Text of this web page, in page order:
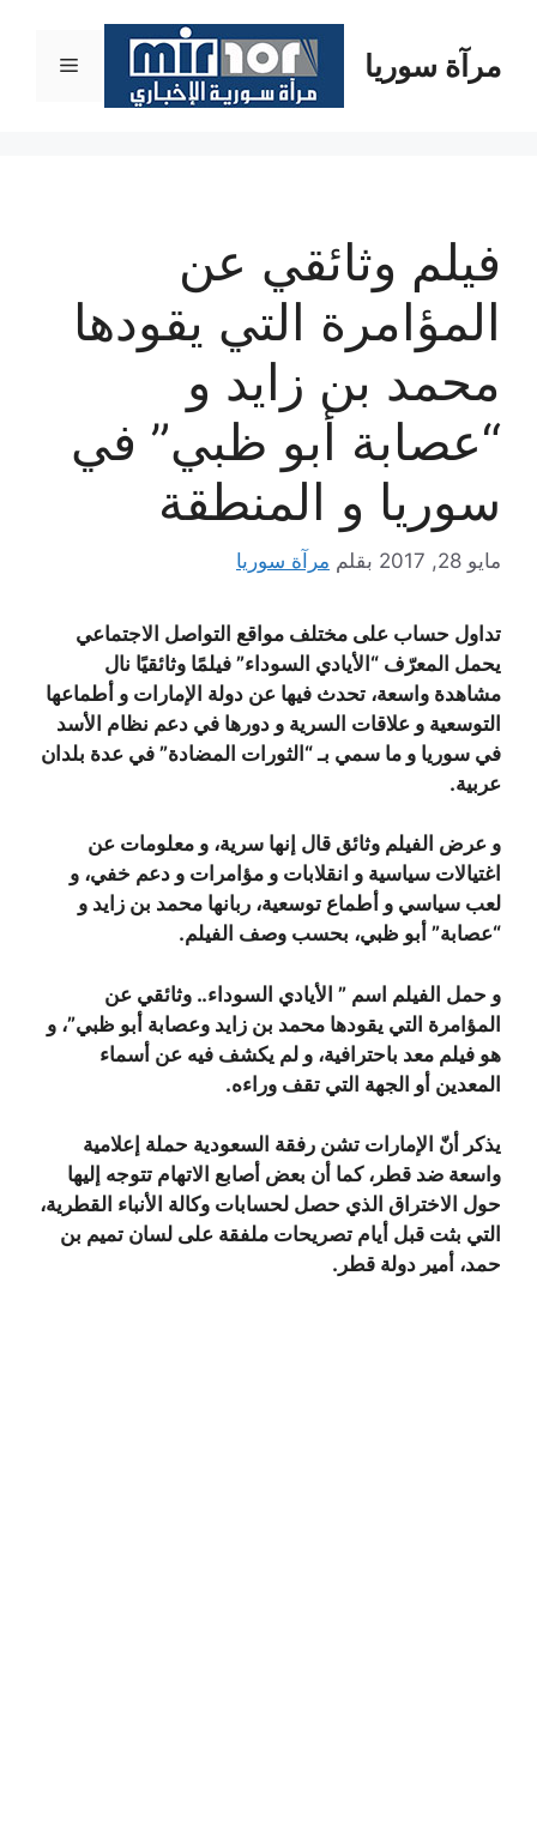
المحتوىمرآة سوريا القائمة
فيلم وثائقي عن
المؤامرة التي يقودها
محمد بن زايد و
“عصابة أبو ظبي” في
سوريا و المنطقة
مايو 28, 2017 بقلم مرآة سوريا
تداول حساب على مختلف مواقع التواصل الاجتماعي
يحمل المعرّف “الأيادي السوداء” فيلمًا وثائقيًا نال
مشاهدة واسعة، تحدث فيها عن دولة الإمارات و أطماعها
التوسعية و علاقات السرية و دورها في دعم نظام الأسد
في سوريا و ما سمي بـ “الثورات المضادة” في عدة بلدان
عربية.
و عرض الفيلم وثائق قال إنها سرية، و معلومات عن
اغتيالات سياسية و انقلابات و مؤامرات و دعم خفي، و
لعب سياسي و أطماع توسعية، ربانها محمد بن زايد و
“عصابة” أبو ظبي، بحسب وصف الفيلم.
و حمل الفيلم اسم ” الأيادي السوداء.. وثائقي عن
المؤامرة التي يقودها محمد بن زايد وعصابة أبو ظبي”، و
هو فيلم معد باحترافية، و لم يكشف فيه عن أسماء
المعدين أو الجهة التي تقف وراءه.
يذكر أنّ الإمارات تشن رفقة السعودية حملة إعلامية
واسعة ضد قطر، كما أن بعض أصابع الاتهام تتوجه إليها
حول الاختراق الذي حصل لحسابات وكالة الأنباء القطرية،
التي بثت قبل أيام تصريحات ملفقة على لسان تميم بن
حمد، أمير دولة قطر.